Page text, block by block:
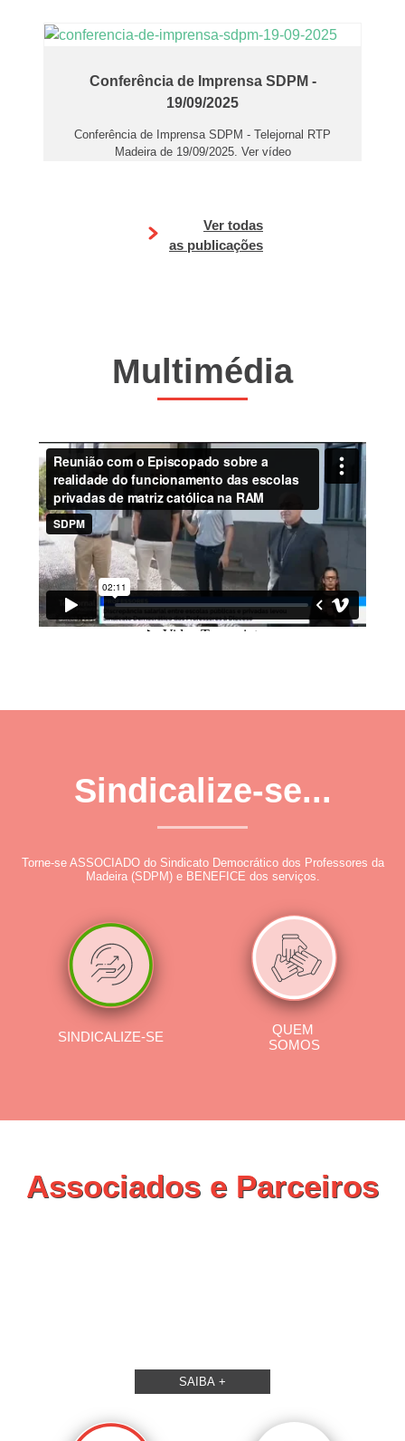
Conferência de Imprensa SDPM -
19/09/2025
Conferência de Imprensa SDPM - Telejornal RTP
Madeira de 19/09/2025. Ver vídeo
Ver todas
as publicações
Multimédia
Sindicalize-se...
Torne-se ASSOCIADO do Sindicato Democrático dos Professores da
Madeira (SDPM) e BENEFICE dos serviços.
SINDICALIZE-SE
QUEM
SOMOS
Associados e Parceiros
SAIBA +